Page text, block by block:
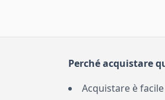
Perché acquistare
Acquistare è facile